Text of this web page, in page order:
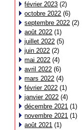
février 2023 (2)
octobre 2022 (6)
septembre 2022 (2)
août 2022 (1)
juillet 2022 (5)
juin 2022 (2)
mai 2022 (4)
avril 2022 (6)
mars 2022 (4)
février 2022 (1)
janvier 2022 (4)
décembre 2021 (1)
novembre 2021 (1)
août 2021 (1)